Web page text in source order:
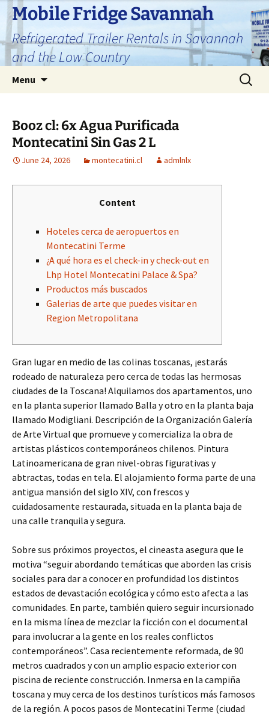
Skip
content
Mobile Fridge Savannah
Refrigerated Trailer Rentals in Savannah
and the Low Country
Menu
Search
for:
Booz cl: 6x Agua Purificada
Montecatini Sin Gas 2 L
June 24, 2026 montecatini.cl admlnlx
Content
Hoteles cerca de aeropuertos en
Montecatini Terme
¿A qué hora es el check-in y check-out en
Lhp Hotel Montecatini Palace & Spa?
Productos más buscados
Galerias de arte que puedes visitar en
Region Metropolitana
Gran lugar en medio de las colinas toscanas, ¡estarás
rodeado de naturaleza pero cerca de todas las hermosas
ciudades de la Toscana! Alquilamos dos apartamentos, uno
en la planta superior llamado Balla y otro en la planta baja
llamado Modigliani. Descripción de la Organización Galería
de Arte Virtual que promueve y comercializa la obra de
artistas plásticos contemporáneos chilenos. Pintura
Latinoamericana de gran nivel-obras figurativas y
abtractas, todas en tela. El alojamiento forma parte de una
antigua mansión del siglo XIV, con frescos y
cuidadosamente restaurada, situada en la planta baja de
una calle tranquila y segura.
Sobre sus próximos proyectos, el cineasta asegura que le
motiva “seguir abordando temáticas que aborden las crisis
sociales para dar a conocer en profundidad los distintos
estados de devastación ecológica y cómo esto afecta a las
comunidades. En parte, también quiero seguir incursionado
en la misma línea de mezclar la ficción con el documental
para involucrar a la gente en los reales conflictos
contemporáneos”. Casa recientemente reformada, de 90
metros cuadrados y con un amplio espacio exterior con
piscina de reciente construcción. Inmersa en la campiña
toscana y muy cerca de los destinos turísticos más famosos
de la región. A pocos pasos de Montecatini Terme (ciudad